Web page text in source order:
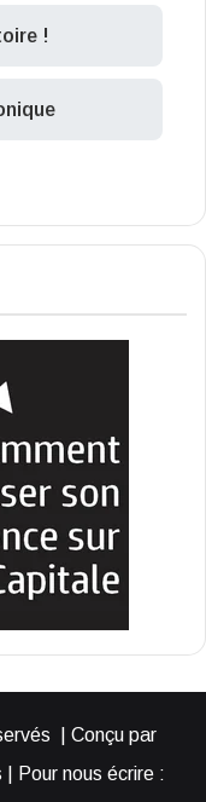
!
| Conçu par
Pour nous écrire :